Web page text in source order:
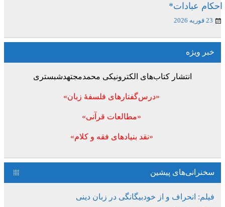
احکام عبادات*
23 فوریه 2026
خبر ویژه
انتشار کتاب‌های الکترونیکی محمدمجتهدشبستری
«درس‌گفتارهای فلسفۀ زبان»
«مطالعات قرآنی»
«نقد بنیادهای فقه و کلام»
سخنرانی‌های پیشین
فیلم: انحراف و از خودبیگانگی در زبان دینی